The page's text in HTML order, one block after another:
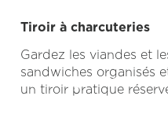
Tiroir à charcuteries
Gardez les viandes et
sandwiches organisés
un tiroir pratique